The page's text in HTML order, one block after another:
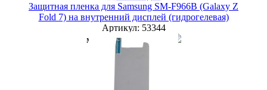
Защитная пленка для Samsung SM-F966B (Galaxy Z
Fold 7) на внутренний дисплей (гидрогелевая)
Артикул: 53344
мелкий опт
опт 165 руб.
дилер